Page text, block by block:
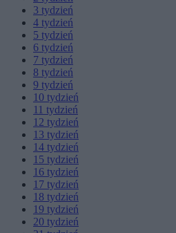
3 tydzień
4 tydzień
5 tydzień
6 tydzień
7 tydzień
8 tydzień
9 tydzień
10 tydzień
11 tydzień
12 tydzień
13 tydzień
14 tydzień
15 tydzień
16 tydzień
17 tydzień
18 tydzień
19 tydzień
20 tydzień